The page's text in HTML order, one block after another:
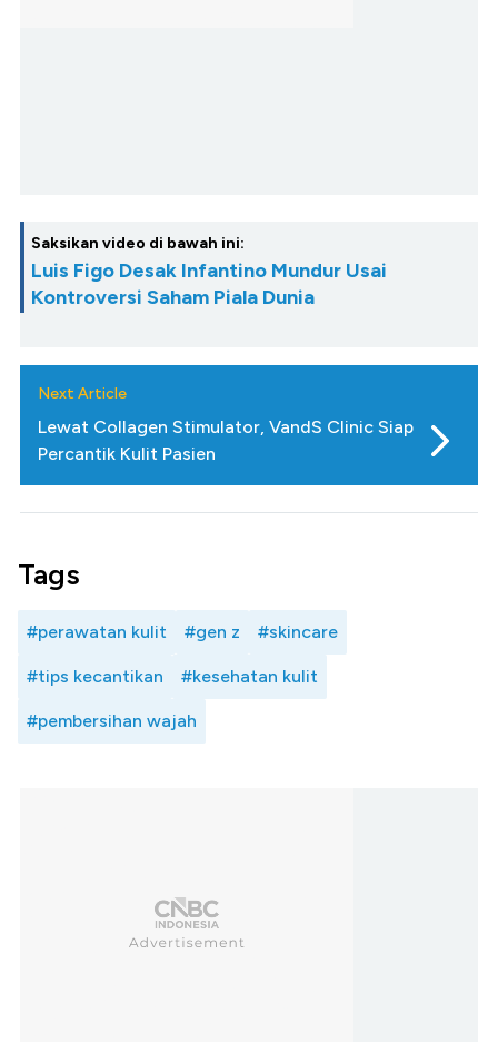
Saksikan video di bawah ini:
Luis Figo Desak Infantino Mundur Usai
Kontroversi Saham Piala Dunia
Next Article
Lewat Collagen Stimulator, VandS Clinic Siap
Percantik Kulit Pasien
Tags
#perawatan kulit #gen z #skincare
#tips kecantikan #kesehatan kulit
#pembersihan wajah